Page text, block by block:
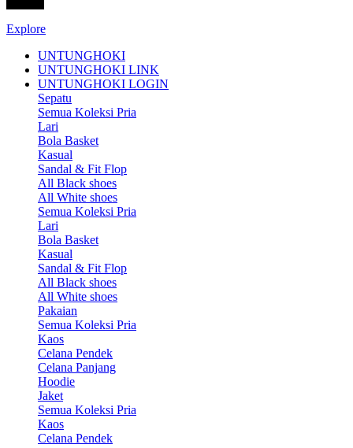
Explore
UNTUNGHOKI
UNTUNGHOKI LINK
UNTUNGHOKI LOGIN
Sepatu
Semua Koleksi Pria
Lari
Bola Basket
Kasual
Sandal & Fit Flop
All Black shoes
All White shoes
Semua Koleksi Pria
Lari
Bola Basket
Kasual
Sandal & Fit Flop
All Black shoes
All White shoes
Pakaian
Semua Koleksi Pria
Kaos
Celana Pendek
Celana Panjang
Hoodie
Jaket
Semua Koleksi Pria
Kaos
Celana Pendek